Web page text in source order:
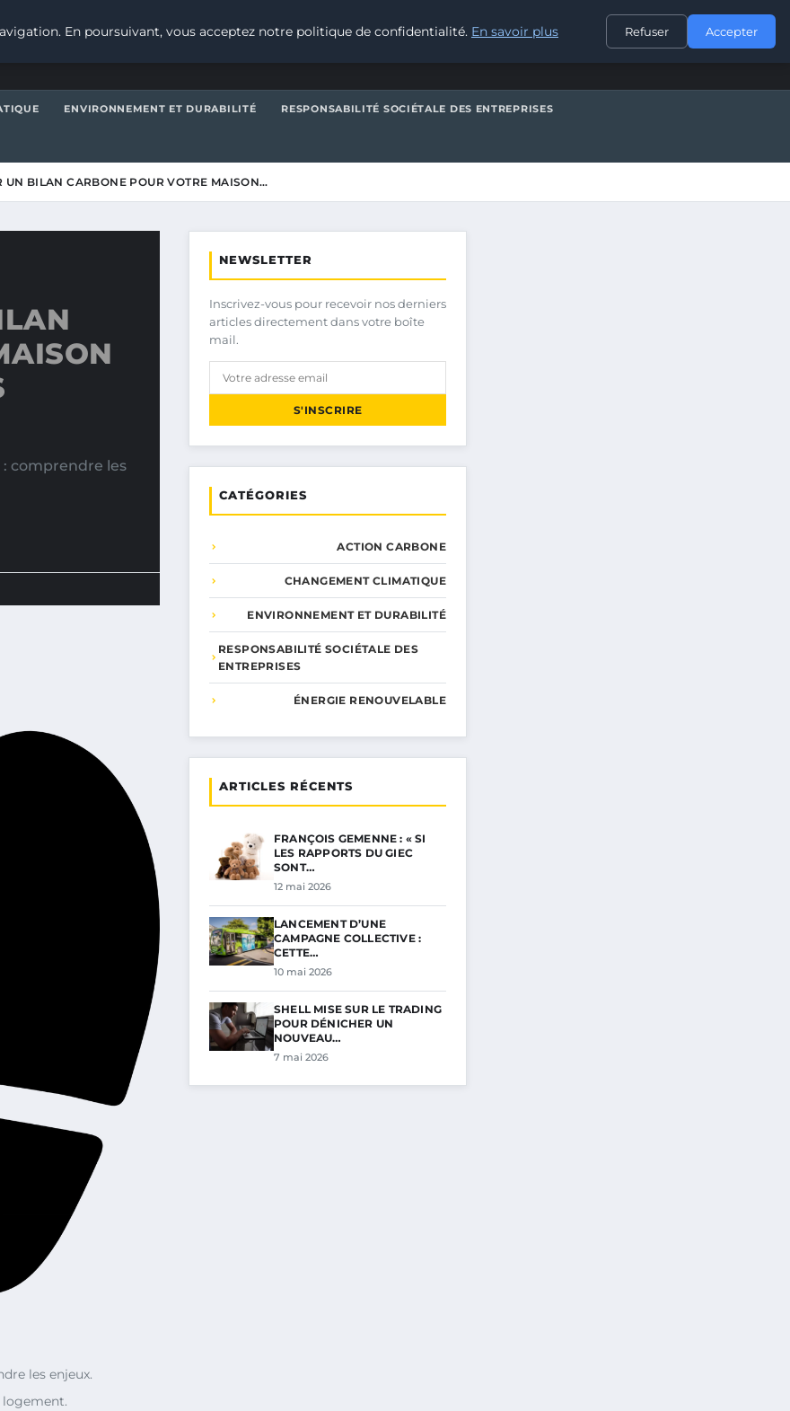
CONTACT
ENVIRONNEMENT ET DURABILITÉ RESPONSABILITÉ SOCIÉTALE DES ENTREPRISES
UN BILAN CARBONE POUR VOTRE MAISON…
comprendre les
les enjeux.
logement.
NEWSLETTER
Inscrivez-vous pour recevoir nos derniers
articles directement dans votre boîte
mail.
S'INSCRIRE
CATÉGORIES
ACTION CARBONE
CHANGEMENT CLIMATIQUE
ENVIRONNEMENT ET DURABILITÉ
RESPONSABILITÉ SOCIÉTALE DES
ENTREPRISES
ÉNERGIE RENOUVELABLE
ARTICLES RÉCENTS
FRANÇOIS GEMENNE : « SI
LES RAPPORTS DU GIEC
SONT…
12 mai 2026
LANCEMENT D’UNE
CAMPAGNE COLLECTIVE :
CETTE…
10 mai 2026
SHELL MISE SUR LE TRADING
POUR DÉNICHER UN
NOUVEAU…
7 mai 2026
En poursuivant, vous acceptez notre politique de confidentialité. En savoir plus Refuser Accepter